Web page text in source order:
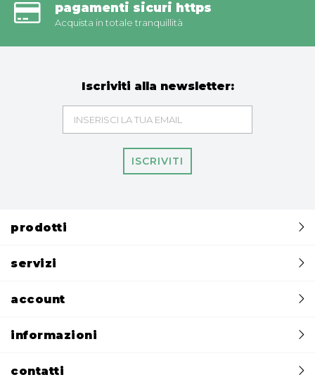
pagamenti sicuri https
Acquista in totale tranquillità
Iscriviti alla newsletter:
ISCRIVITI
prodotti
servizi
account
informazioni
contatti